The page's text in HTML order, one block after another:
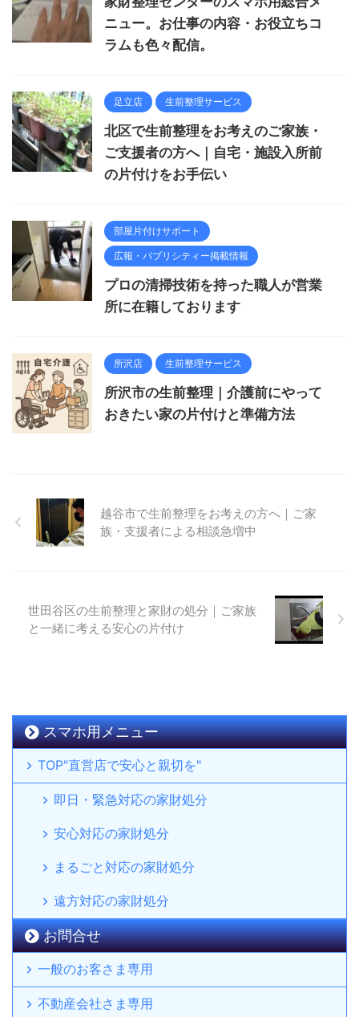
ニュー。お仕事の内容・お役立ちコ
ラムも色々配信。
足立店 生前整理サービス
北区で生前整理をお考えのご家族・
ご支援者の方へ｜自宅・施設入所前
の片付けをお手伝い
部屋片付けサポート
広報・パブリシティー掲載情報
プロの清掃技術を持った職人が営業
所に在籍しております
所沢店 生前整理サービス
所沢市の生前整理｜介護前にやって
おきたい家の片付けと準備方法
越谷市で生前整理をお考えの方へ｜ご家
族・支援者による相談急増中
世田谷区の生前整理と家財の処分｜ご家族
と一緒に考える安心の片付け
スマホ用メニュー
TOP"直営店で安心と親切を"
即日・緊急対応の家財処分
安心対応の家財処分
まるごと対応の家財処分
遠方対応の家財処分
お問合せ
一般のお客さま専用
不動産会社さま専用